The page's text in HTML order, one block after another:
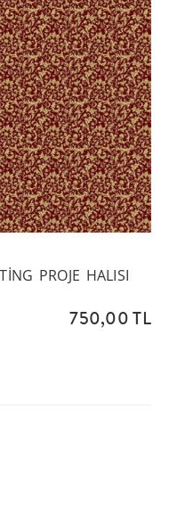
PROJE HALISI
750,00 TL